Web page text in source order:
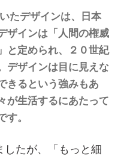
たデザインは、日本
ザインは「人間の権威
と定められ、２０世紀
デザインは目に見えな
きるという強みもあ
が生活するにあたって
。
たが、「もっと細